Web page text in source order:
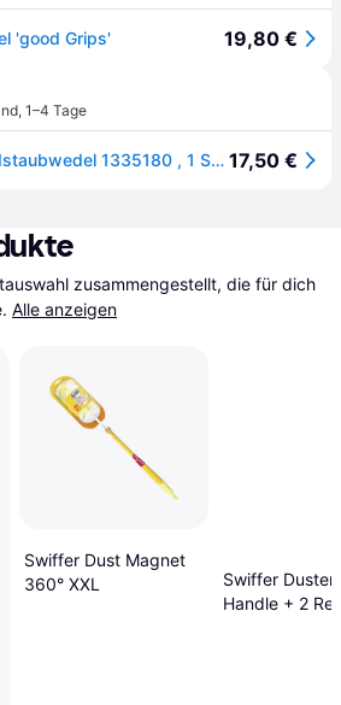
'good Grips' 19,80 €
, 1–4 Tage
OXO Mikrofaser-Handstaubwedel 1335180 , 1 Stück 17,50 €
zusammengestellt, die für dich
Alle anzeigen
Swiffer Dust Magnet
360° XXL
Swiffer Duster
Handle + 2